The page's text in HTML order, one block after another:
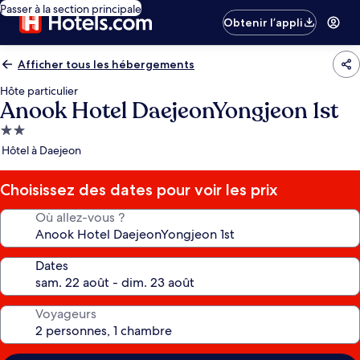
Passer à la section principale
Obtenir l’appli
Afficher tous les hébergements
Hôte particulier
Anook Hotel DaejeonYongjeon 1st
Hébergement
2.0 étoiles
Hôtel à Daejeon
Choisissez des dates pour voir les prix
Où allez-vous ?
Dates
Voyageurs